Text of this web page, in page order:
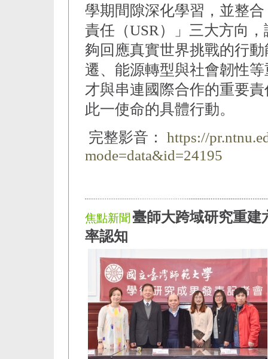
學期間隙深化學習，並整
責任（USR）」三大方向
夠回應真實世界挑戰的行
遷、能源轉型與社會韌性
才與串連國際合作的重要
此一使命的具體行動。
完整影音：
https://
mode=data&id=24195
焦點新聞臺師大跨域研究重建
率認知